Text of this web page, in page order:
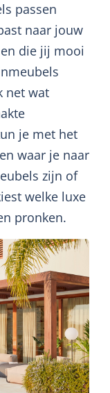
passen
naar jouw
die jij mooi
net wat
je met het
waar je naar
zijn of
welke luxe
pronken.